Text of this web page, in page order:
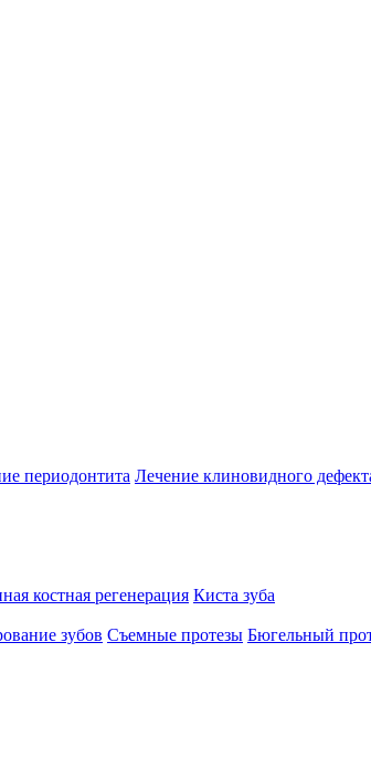
периодонтита Лечение клиновидного
костная регенерация Киста зуба
зубов Съемные протезы Бюгельный